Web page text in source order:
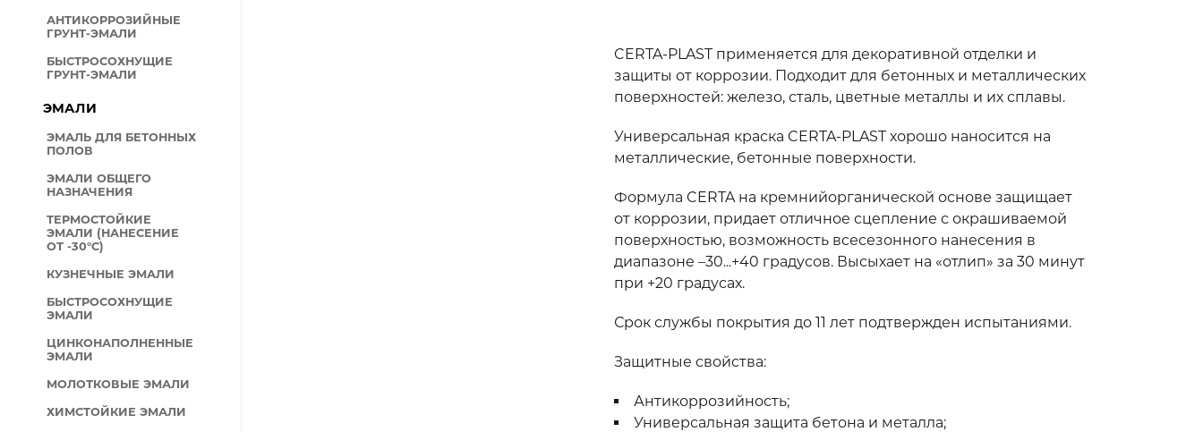
АНТИКОРРОЗИЙНЫЕ
ГРУНТ-ЭМАЛИ
БЫСТРОСОХНУЩИЕ
ГРУНТ-ЭМАЛИ
ЭМАЛИ
ЭМАЛЬ ДЛЯ БЕТОННЫХ
ПОЛОВ
ЭМАЛИ ОБЩЕГО
НАЗНАЧЕНИЯ
ТЕРМОСТОЙКИЕ
ЭМАЛИ (НАНЕСЕНИЕ
ОТ -30°С)
КУЗНЕЧНЫЕ ЭМАЛИ
БЫСТРОСОХНУЩИЕ
ЭМАЛИ
ЦИНКОНАПОЛНЕННЫЕ
ЭМАЛИ
МОЛОТКОВЫЕ ЭМАЛИ
ХИМСТОЙКИЕ ЭМАЛИ
CERTA-PLAST применяется для декоративной отделки и
защиты от коррозии. Подходит для бетонных и металлических
поверхностей: железо, сталь, цветные металлы и их сплавы.
Универсальная краска CERTA-PLAST хорошо наносится на
металлические, бетонные поверхности.
Формула CERTA на кремнийорганической основе защищает
от коррозии, придает отличное сцепление с окрашиваемой
поверхностью, возможность всесезонного нанесения в
диапазоне –30...+40 градусов. Высыхает на «отлип» за 30 минут
при +20 градусах.
Срок службы покрытия до 11 лет подтвержден испытаниями.
Защитные свойства:
Антикоррозийность;
Универсальная защита бетона и металла;